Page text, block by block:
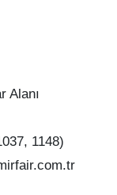
Alanı
1148)